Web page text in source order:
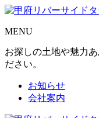
MENU
お探しの土地や魅力
ださい。
お知らせ
会社案内